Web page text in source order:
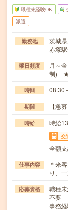
職種未経験OK
派遣
勤務地
茨城
赤塚
曜日頻度
月～
制) ★
時間 08:30
期間 【急
時給 時給
交
全額
仕事内容
＊来
り、
応募資格
職種
不要
事務